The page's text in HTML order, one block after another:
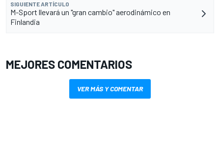
SIGUIENTE ARTÍCULO
M-Sport llevará un "gran cambio" aerodinámico en
Finlandia
MEJORES COMENTARIOS
VER MÁS Y COMENTAR